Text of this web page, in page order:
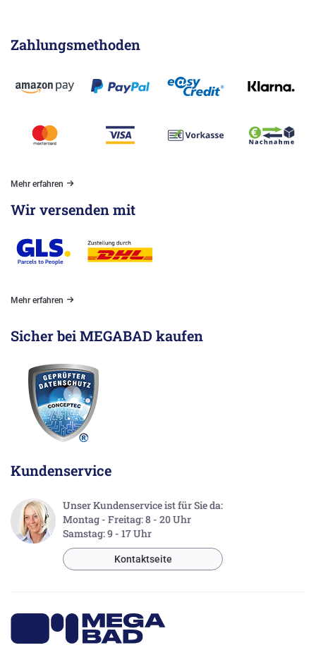
Zahlungsmethoden
Mehr erfahren
Wir versenden mit
Mehr erfahren
Sicher bei MEGABAD kaufen
Kundenservice
Unser Kundenservice ist für Sie da:
Montag - Freitag: 8 - 20 Uhr
Samstag: 9 - 17 Uhr
Kontaktseite